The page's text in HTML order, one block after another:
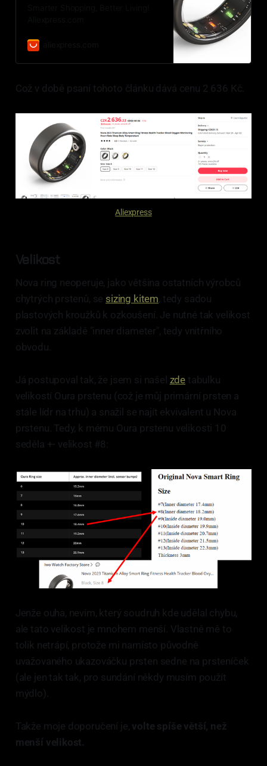
Což v době psaní tohoto článku dává cenu 2 636 Kč.
Aliexpress
Velikost
Nova ring neoperuje, jako většina ostatních výrobců
chytrých prstenů, se sizing kitem, tedy sadou
plastových kroužků k ozkoušení. Je nutné tak velikost
zvolit na základě "inner diameter", tedy vnitřního
obvodu.
Já postupoval tak, že jsem si našel zde tabulku
velikostí Oura prstenu (což je můj primární prsten a
stále lídr na trhu) a snažil se najít ekvivalent u Nova
prstenu. Tedy, k mému Oura prstenu velikosti 10
seděla +- velikost #8:
Jenže ouha, nevím, který soudruh kde udělal chybu,
ale tato velikost je mnohem menší. Vlastně mě to
tolik netrápí, protože mi namísto původně
uvažovaného ukazováčku prsten sedne na prsteníček
(ale jen tak tak, pro sundání někdy musím použít
mýdlo).
Takže moje doporučení je, volte spíše větší, než
menší velikost.